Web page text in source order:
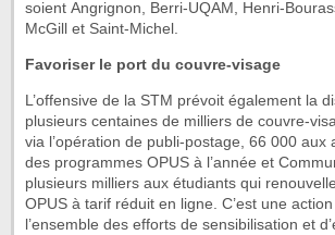
soient Angrignon, Berri-UQAM, Henri-
McGill et Saint-Michel.
Favoriser le port du couvre-visage
L’offensive de la STM prévoit également la
plusieurs centaines de milliers de couvre-
via l’opération de publi-postage, 66 000 aux
des programmes OPUS à l’année et
plusieurs milliers aux étudiants qui
OPUS à tarif réduit en ligne. C’est une
l’ensemble des efforts de sensibilisation et